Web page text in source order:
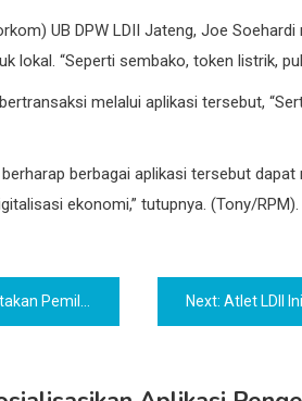
UB DPW LDII Jateng, Joe
lokal. “Seperti sembako, token listrik,
melalui aplikasi tersebut,
berbagai aplikasi tersebut
ekonomi,” tutupnya. (Tony/RPM).
Damai 2024 Next: Atlet LDII Ini